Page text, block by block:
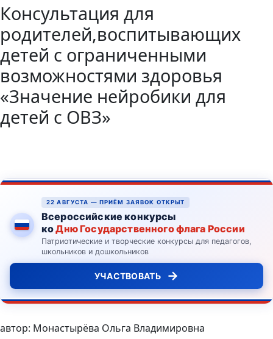
Консультация для
родителей,воспитывающих
детей с ограниченными
возможностями здоровья
«Значение нейробики для
детей с ОВЗ»
22 АВГУСТА — ПРИЁМ ЗАЯВОК ОТКРЫТ
Всероссийские конкурсы
коДню Государственного флага России
Патриотические и творческие конкурсы для педагогов,
школьников и дошкольников
УЧАСТВОВАТЬ →
автор: Монастырёва Ольга Владимировна